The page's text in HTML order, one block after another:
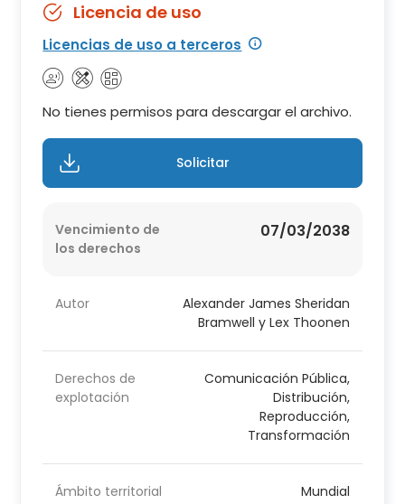
Licencia de uso
Licencias de uso a terceros
No tienes permisos para descargar el archivo.
Solicitar
Vencimiento de
los derechos
07/03/2038
Autor
Alexander James Sheridan
Bramwell y Lex Thoonen
Derechos de
explotación
Comunicación Pública,
Distribución,
Reproducción,
Transformación
Ámbito territorial Mundial